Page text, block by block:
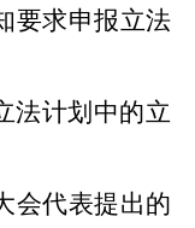
要求申报立法
法计划中的立
会代表提出的